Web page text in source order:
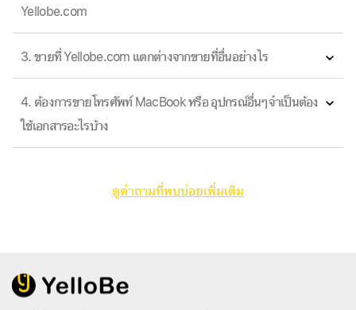
Yellobe.com
3. ขายที่ Yellobe.com แตกต่างจากขายที่อื่นอย่างไร
4. ต้องการขายโทรศัพท์ MacBook หรือ อุปกรณ์อื่นๆจำเป็นต้อง
ใช้เอกสารอะไรบ้าง
ดูคำถามที่พบบ่อยเพิ่มเติม